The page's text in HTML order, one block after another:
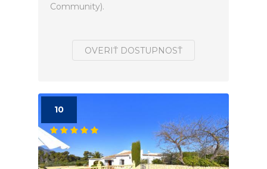
Community).
OVERIŤ DOSTUPNOSŤ
10